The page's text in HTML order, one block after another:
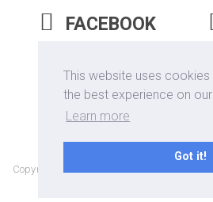
This website uses
the best experience on
Learn more
Got it!
FACEBOOK
Copyrights © 2026 Epitrohon | All Rights